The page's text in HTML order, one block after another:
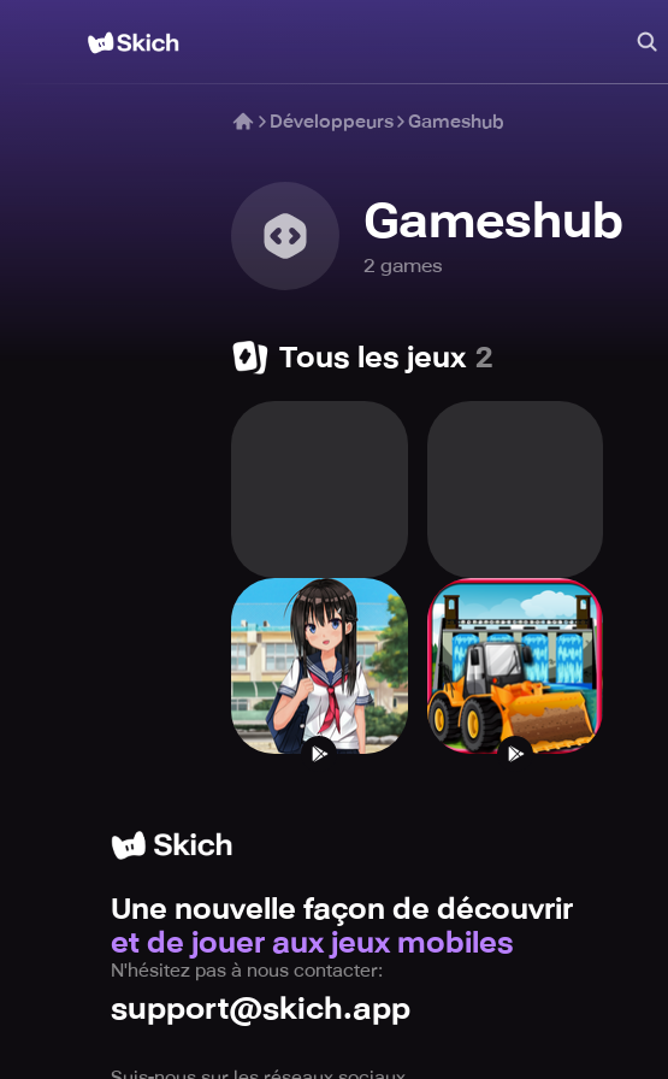
Développeurs Gameshub
Gameshub
2 games
Tous les jeux 2
Anime High School
Girl Life 3D
Dam building and
construction
Une nouvelle façon de découvrir
et de jouer aux jeux mobiles
N'hésitez pas à nous contacter:
support@skich.app